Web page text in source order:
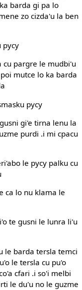
barda gi pa lo
zo cizda'u la ben
pycy
cu pargre le mudbi'u
mutce lo ka barda
pycy
gi'e tirna lenu la
purdi .i mi cpacu
le pycy palku cu
ca lo nu klama le
te gusni le lunra li'u
le barda tersla temci
le tersla cu pu'o
cfari .i so'i melbi
le du'u no le guzme